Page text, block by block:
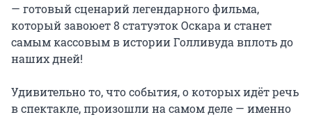
— готовый сценарий легендарного фильма,
который завоюет 8 статуэток Оскара и станет
самым кассовым в истории Голливуда вплоть до
наших дней!
Удивительно то, что события, о которых идёт речь
в спектакле, произошли на самом деле — именно